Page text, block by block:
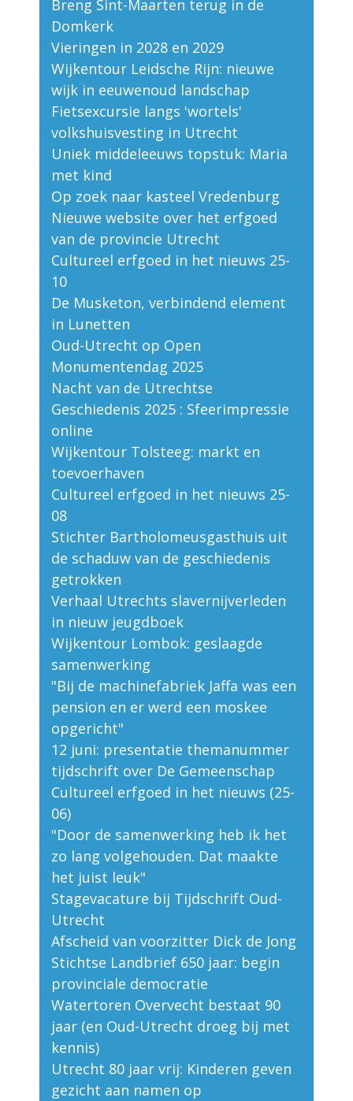
Breng Sint-Maarten terug in de
Domkerk
Vieringen in 2028 en 2029
Wijkentour Leidsche Rijn: nieuwe
wijk in eeuwenoud landschap
Fietsexcursie langs 'wortels'
volkshuisvesting in Utrecht
Uniek middeleeuws topstuk: Maria
met kind
Op zoek naar kasteel Vredenburg
Nieuwe website over het erfgoed
van de provincie Utrecht
Cultureel erfgoed in het nieuws 25-
10
De Musketon, verbindend element
in Lunetten
Oud-Utrecht op Open
Monumentendag 2025
Nacht van de Utrechtse
Geschiedenis 2025 : Sfeerimpressie
online
Wijkentour Tolsteeg: markt en
toevoerhaven
Cultureel erfgoed in het nieuws 25-
08
Stichter Bartholomeusgasthuis uit
de schaduw van de geschiedenis
getrokken
Verhaal Utrechts slavernijverleden
in nieuw jeugdboek
Wijkentour Lombok: geslaagde
samenwerking
"Bij de machinefabriek Jaffa was een
pension en er werd een moskee
opgericht"
12 juni: presentatie themanummer
tijdschrift over De Gemeenschap
Cultureel erfgoed in het nieuws (25-
06)
"Door de samenwerking heb ik het
zo lang volgehouden. Dat maakte
het juist leuk"
Stagevacature bij Tijdschrift Oud-
Utrecht
Afscheid van voorzitter Dick de Jong
Stichtse Landbrief 650 jaar: begin
provinciale democratie
Watertoren Overvecht bestaat 90
jaar (en Oud-Utrecht droeg bij met
kennis)
Utrecht 80 jaar vrij: Kinderen geven
gezicht aan namen op